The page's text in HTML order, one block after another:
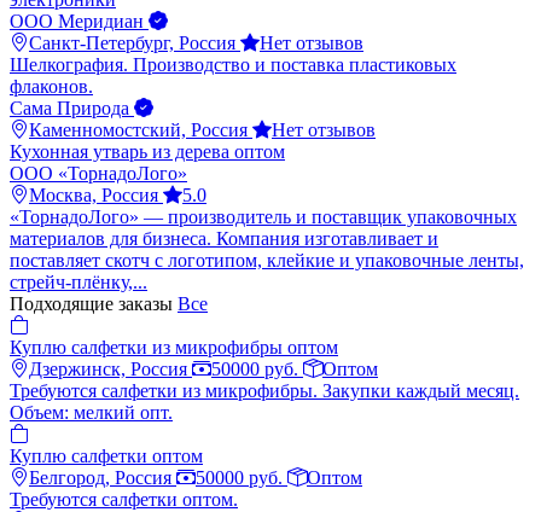
ООО Меридиан
Санкт-Петербург, Россия
Нет отзывов
Шелкография. Производство и поставка пластиковых
флаконов.
Сама Природа
Каменномостский, Россия
Нет отзывов
Кухонная утварь из дерева оптом
ООО «ТорнадоЛого»
Москва, Россия
5.0
«ТорнадоЛого» — производитель и поставщик упаковочных
материалов для бизнеса. Компания изготавливает и
поставляет скотч с логотипом, клейкие и упаковочные ленты,
стрейч-плёнку,...
Подходящие заказы Все
Куплю салфетки из микрофибры оптом
Дзержинск, Россия
50000 руб.
Оптом
Требуются салфетки из микрофибры. Закупки каждый месяц.
Объем: мелкий опт.
Куплю салфетки оптом
Белгород, Россия
50000 руб.
Оптом
Требуются салфетки оптом.